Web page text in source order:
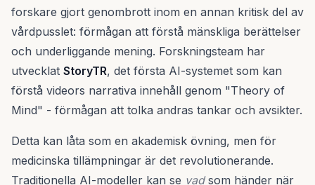
forskare gjort genombrott inom en annan kritisk del av
vårdpusslet: förmågan att förstå mänskliga berättelser
och underliggande mening. Forskningsteam har
utvecklat StoryTR, det första AI-systemet som kan
förstå videors narrativa innehåll genom "Theory of
Mind" - förmågan att tolka andras tankar och avsikter.
Detta kan låta som en akademisk övning, men för
medicinska tillämpningar är det revolutionerande.
Traditionella AI-modeller kan se vadsom händer när